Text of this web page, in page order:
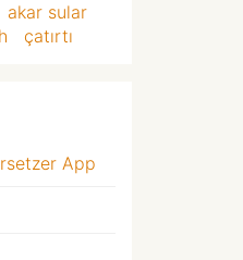
akar sular
çatırtı
App